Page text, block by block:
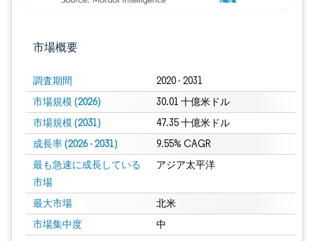
市場概要
調査期間 2020 - 2031
市場規模 (2026) 30.01 十億米ドル
市場規模 (2031) 47.35 十億米ドル
成長率 (2026 - 2031) 9.55% CAGR
最も急速に成長している
市場
アジア太平洋
最大市場 北米
市場集中度 中